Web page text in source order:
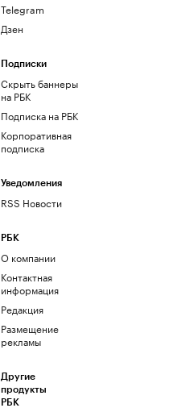
Telegram
Дзен
Подписки
Скрыть баннеры
на РБК
Подписка на РБК
Корпоративная
подписка
Уведомления
RSS Новости
РБК
О компании
Контактная
информация
Редакция
Размещение
рекламы
Другие
продукты
РБК